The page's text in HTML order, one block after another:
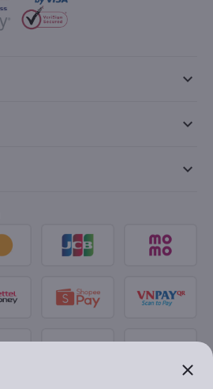
keyboard_arrow_down
keyboard_arrow_down
keyboard_arrow_down
close